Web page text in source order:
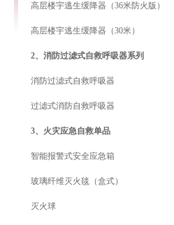
高层楼宇逃生缓降器（36米防火版）
高层楼宇逃生缓降器（30米）
2、消防过滤式自救呼吸器系列
消防过滤式自救呼吸器
过滤式消防自救呼吸器
3、火灾应急自救单品
智能报警式安全应急箱
玻璃纤维灭火毯（盒式）
灭火球